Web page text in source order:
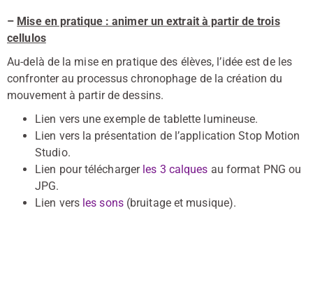
– Mise en pratique : animer un extrait à partir de trois
cellulos
Au-delà de la mise en pratique des élèves, l’idée est de les
confronter au processus chronophage de la création du
mouvement à partir de dessins.
Lien vers une exemple de tablette lumineuse.
Lien vers la présentation de l’application Stop Motion
Studio.
Lien pour télécharger les 3 calques au format PNG ou
JPG.
Lien vers les sons(bruitage et musique).